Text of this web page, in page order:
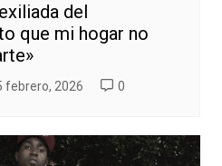
del
que mi hogar no
febrero, 2026 0